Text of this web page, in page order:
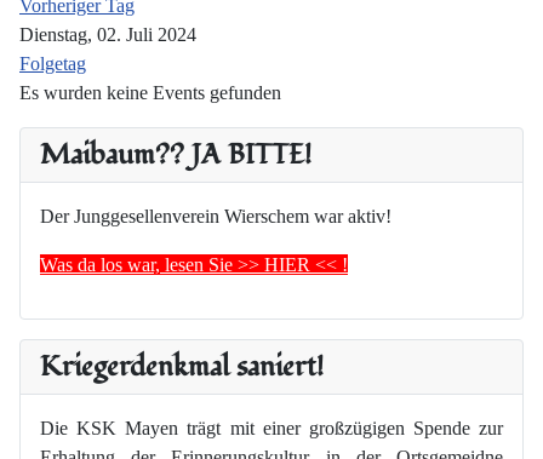
Maibaum?? JA BITTE!
Der Junggesellenverein Wierschem war aktiv!
Was da los war, lesen Sie >> HIER << !
Kriegerdenkmal saniert!
Die KSK Mayen trägt mit einer großzügigen Spende zur
Vorheriger Tag
Dienstag, 02. Juli 2024
Folgetag
Es wurden keine Events gefunden